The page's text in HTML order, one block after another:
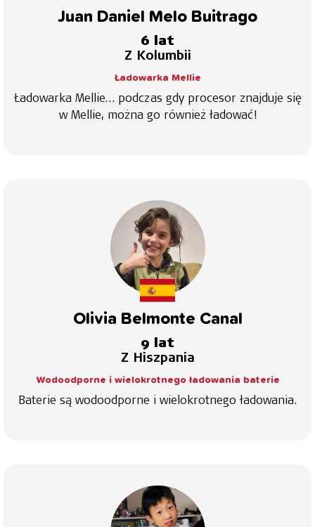
Juan Daniel Melo Buitrago
6 lat
Z Kolumbii
Ładowarka Mellie
Ładowarka Mellie… podczas gdy procesor znajduje się
w Mellie, można go również ładować!
Olivia Belmonte Canal
9 lat
Z Hiszpania
Wodoodporne i wielokrotnego ładowania baterie
Baterie są wodoodporne i wielokrotnego ładowania.